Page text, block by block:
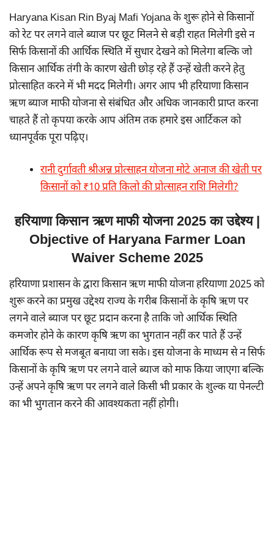
Haryana Kisan Rin Byaj Mafi Yojana के शुरू होने से किसानों
को रेट पर लगने वाले ब्याज पर छूट मिलने से बड़ी राहत मिलेगी इसे न
सिर्फ किसानों की आर्थिक स्थिति में सुधार देखने को मिलेगा बल्कि जो
किसान आर्थिक तंगी के कारण खेती छोड़ रहे हैं उन्हें खेती करने हेतु
प्रोत्साहित करने में भी मदद मिलेगी। अगर आप भी हरियाणा किसान
ऋण ब्याज माफी योजना से संबंधित और अधिक जानकारी प्राप्त करना
चाहते हैं तो कृपया करके आप अंतिम तक हमारे इस आर्टिकल को
ध्यानपूर्वक पूरा पढ़िए।
रानी दुर्गावती श्रीअन्न प्रोत्साहन योजना मोटे अनाज की खेती पर
किसानों को ₹10 प्रति किलो की प्रोत्साहन राशि मिलेगी?
हरियाणा किसान ऋण माफी योजना 2025 का उद्देश्य |
Objective of Haryana Farmer Loan
Waiver Scheme 2025
हरियाणा प्रशासन के द्वारा किसान ऋण माफी योजना हरियाणा 2025 को
शुरू करने का प्रमुख उद्देश्य राज्य के गरीब किसानों के कृषि ऋण पर
लगने वाले ब्याज पर छूट प्रदान करना है ताकि जो आर्थिक स्थिति
कमजोर होने के कारण कृषि ऋण का भुगतान नहीं कर पाते हैं उन्हें
आर्थिक रूप से मजबूत बनाया जा सके। इस योजना के माध्यम से न सिर्फ
किसानों के कृषि ऋण पर लगने वाले ब्याज को माफ किया जाएगा बल्कि
उन्हें अपने कृषि ऋण पर लगने वाले किसी भी प्रकार के शुल्क या पेनल्टी
का भी भुगतान करने की आवश्यकता नहीं होगी।